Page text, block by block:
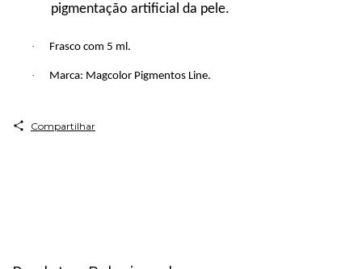
pigmentação artificial da pele.
· Frasco com 5 ml.
· Marca: Magcolor Pigmentos Line.
Compartilhar